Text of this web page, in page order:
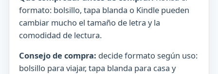
formato: bolsillo, tapa blanda o Kindle pueden
cambiar mucho el tamaño de letra y la
comodidad de lectura.
Consejo de compra: decide formato según uso:
bolsillo para viajar, tapa blanda para casa y